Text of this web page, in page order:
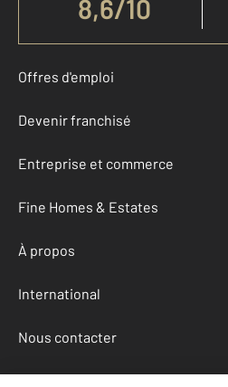
8,6/10
Offres d'emploi
Devenir franchisé
Entreprise et commerce
Fine Homes & Estates
À propos
International
Nous contacter